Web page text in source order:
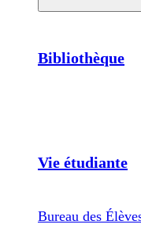
Bibliothèque
Vie étudiante
Bureau des